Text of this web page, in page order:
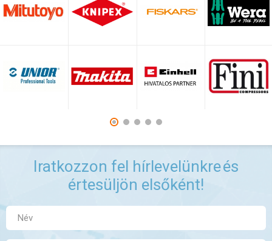
Iratkozzon fel hírlevelünkreés
értesüljön elsőként!